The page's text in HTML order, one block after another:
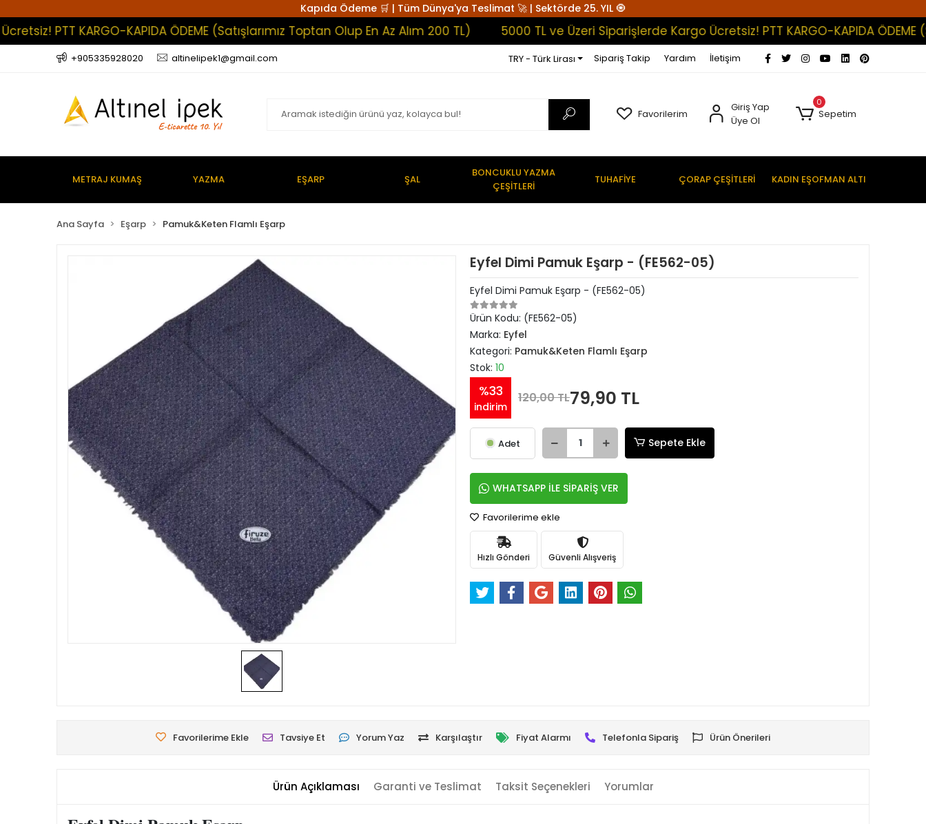
Kapıda Ödeme 🛒 | Tüm Dünya'ya Teslimat 🚀 | Sektörde 25. YIL 🧿
PTT KARGO-KAPIDA ÖDEME (Satışlarımız Toptan Olup En Az Alım 200 TL) 5000 TL ve Üzeri Siparişlerde Kargo Ücretsiz! PTT KARGO-KAPIDA ÖDEME
+905335928020 altinelipek1@gmail.com TRY - Türk Lirası Sipariş Takip Yardım İletişim
Favorilerim
Giriş Yap
Üye Ol
0
Sepetim
METRAJ KUMAŞ YAZMA EŞARP ŞAL
BONCUKLU YAZMA
ÇEŞİTLERİ
TUHAFİYE ÇORAP ÇEŞİTLERİ KADIN EŞOFMAN ALTI
Ana Sayfa Eşarp Pamuk&Keten Flamlı Eşarp
Eyfel Dimi Pamuk Eşarp - (FE562-05)
Eyfel Dimi Pamuk Eşarp - (FE562-05)
Ürün Kodu: (FE562-05)
Marka: Eyfel
Kategori: Pamuk&Keten Flamlı Eşarp
Stok: 10
%33
indirim
120,00 TL79,90 TL
Adet Sepete Ekle
WHATSAPP İLE SİPARİŞ VER
Favorilerime ekle
Hızlı Gönderi Güvenli Alışveriş
Favorilerime Ekle Tavsiye Et Yorum Yaz Karşılaştır Fiyat Alarmı Telefonla Sipariş Ürün Önerileri
Ürün Açıklaması Garanti ve Teslimat Taksit Seçenekleri Yorumlar